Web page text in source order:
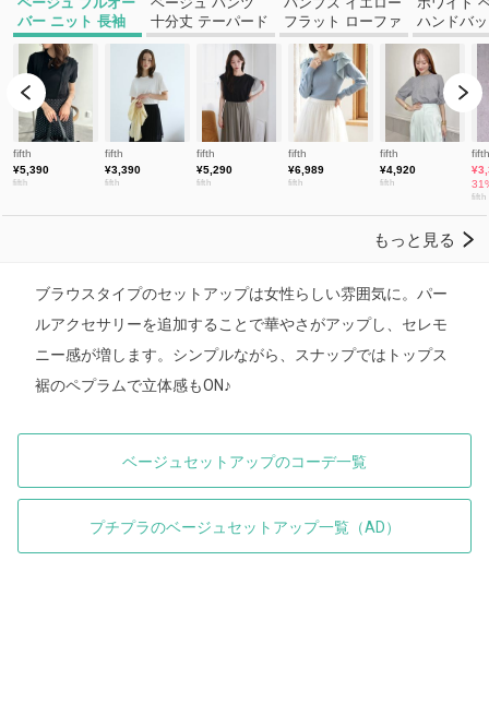
ブラウスタイプのセットアップは女性らしい雰囲気に。パー
ルアクセサリーを追加することで華やさがアップし、セレモ
ニー感が増します。シンプルながら、スナップではトップス
裾のペプラムで立体感もON♪
ベージュセットアップのコーデ一覧
プチプラのベージュセットアップ一覧（AD）